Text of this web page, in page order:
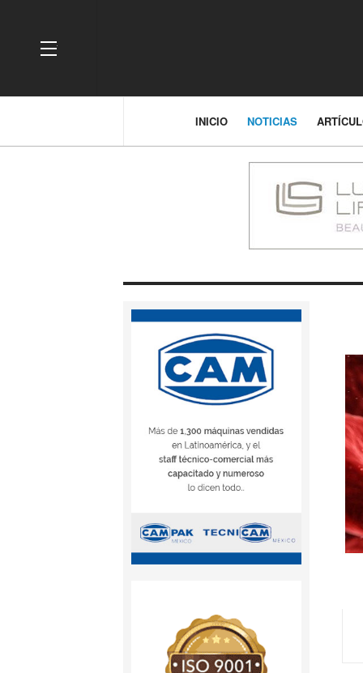
OFF CANVAS
INICIO NOTICIAS